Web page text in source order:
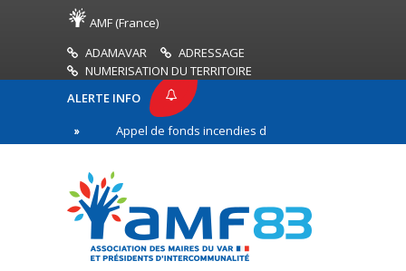
AMF (France)
ADAMAVAR
ADRESSAGE
NUMERISATION DU TERRITOIRE
ALERTE INFO
Appel de fonds incendies de forêt
ligne